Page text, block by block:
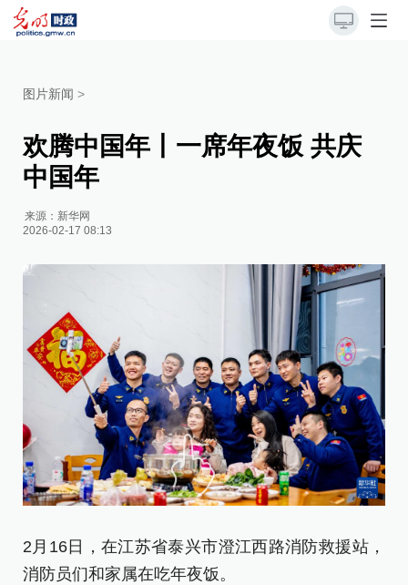
图片新闻 >
欢腾中国年丨一席年夜饭 共庆
中国年
来源： 新华网
2026-02-17 08:13
2月16日，在江苏省泰兴市澄江西路消防救援站，
消防员们和家属在吃年夜饭。